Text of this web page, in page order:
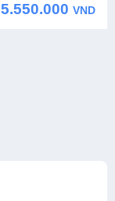
5.550.000VND